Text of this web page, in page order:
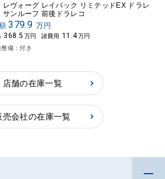
ヴォーグ レイバック リミテッドEX ドラレ
サンルーフ 前後ドラレコ
379.9 万円
368.5 万円 諸費用 11.4万円
備：付き
店舗の在庫一覧
売会社の在庫一覧